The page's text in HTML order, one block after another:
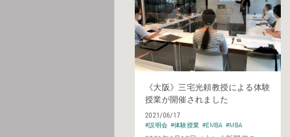
《大阪》三宅光頼教授による体験
授業が開催されました
2021/06/17
#説明会 #体験授業 #EMBA #MBA